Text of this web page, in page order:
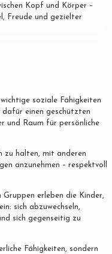
Kopf und Körper –
Freude und gezielter
soziale Fähigkeiten
einen geschützten
und Raum für persönliche
zu halten, mit anderen
anzunehmen – respektvoll
Gruppen erleben die Kinder,
sich abzuwechseln,
sich gegenseitig zu
Fähigkeiten, sondern